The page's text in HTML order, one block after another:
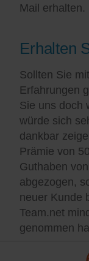
Mail erhalten.
Erhalten
Sollten Sie
Erfahrungen
Sie uns doch
würde sich
dankbar
Prämie von
Guthaben
abgezogen,
neuer Kunde
Team.net
genommen